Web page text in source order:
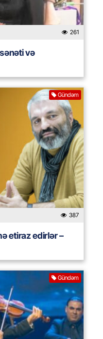
261
və
Gündəm
387
etiraz edirlər –
Gündəm